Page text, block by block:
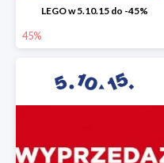
LEGO w 5.10.15 do -45%
45%